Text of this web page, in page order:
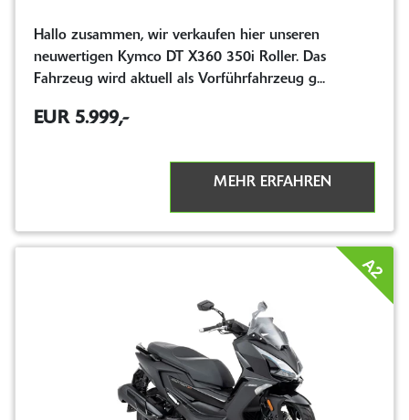
Hallo zusammen, wir verkaufen hier unseren
neuwertigen Kymco DT X360 350i Roller. Das
Fahrzeug wird aktuell als Vorführfahrzeug g...
EUR 5.999,-
MEHR ERFAHREN
A2